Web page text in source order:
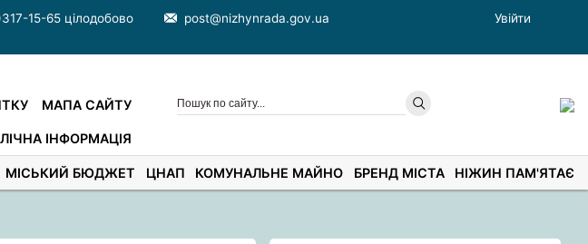
15-65 цілодобово post@nizhynrada.gov.ua
Увійти
МАПА САЙТУ
ІНФОРМАЦІЯ
МІСЬКИЙ БЮДЖЕТ ЦНАП КОМУНАЛЬНЕ МАЙНО БРЕНД МІСТА НІЖИН ПАМ'ЯТАЄ